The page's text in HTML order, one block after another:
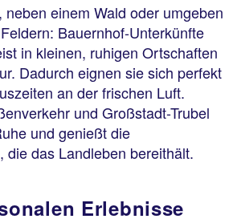
einem Wald oder umgeben
Bauernhof-Unterkünfte
in kleinen, ruhigen Ortschaften
Dadurch eignen sie sich perfekt
an der frischen Luft.
und Großstadt-Trubel
und genießt die
die das Landleben bereithält.
Erlebnisse